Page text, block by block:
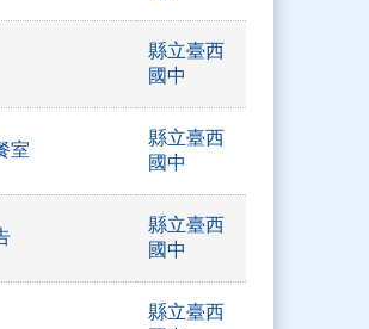
縣立臺西
國中
室
縣立臺西
國中
縣立臺西
國中
縣立臺西